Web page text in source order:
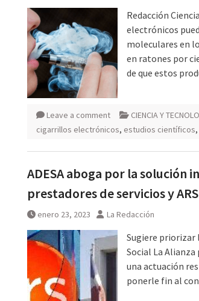
Redacción
electrónicos
moleculares en
en ratones por
de que estos
Leave a comment CIENCIA Y
cigarrillos electrónicos, estudios científicos,
ADESA aboga por la
prestadores de servicios y ARS
enero 23, 2023 La Redacción
Sugiere priorizar
Social La Alianza
una actuación
ponerle fin al